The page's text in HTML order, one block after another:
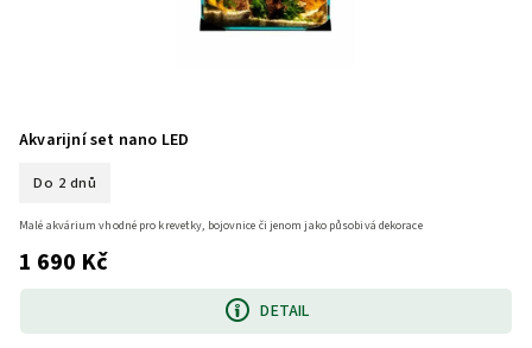
Akvarijní set nano LED
Do 2 dnů
1 690 Kč
DETAIL
Malé akvárium vhodné pro krevetky, bojovnice či jenom jako působivá dekorace